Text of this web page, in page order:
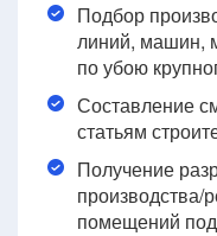
Подбор
линий, машин,
по убою
Составление
статьям
Получение
производства/
помещений